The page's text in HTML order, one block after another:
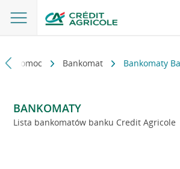
i pomoc Bankomat Bankomaty
BANKOMATY
Lista bankomatów banku Credit Agricole